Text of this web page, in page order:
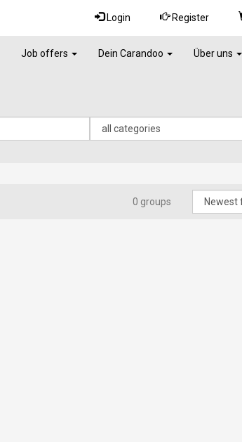
Login Register
Job offers Dein Carandoo Über uns
0 groups